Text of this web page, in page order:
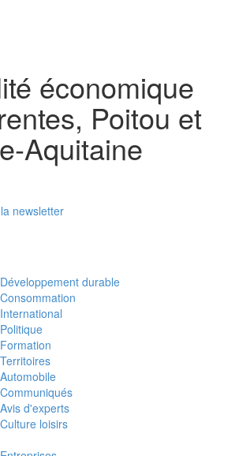
économique
Poitou et
Aquitaine
newsletter
Développement durable
Consommation
International
Politique
Formation
Territoires
Automobile
Communiqués
Avis d'experts
Culture loisirs